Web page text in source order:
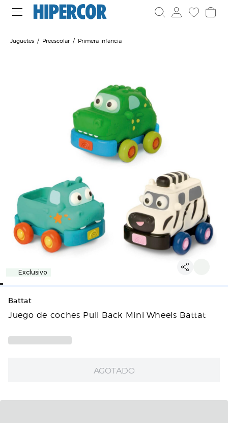
Juguetes Preescolar Primera infancia
Exclusivo
Battat
Juego de coches Pull Back Mini Wheels Battat
AGOTADO